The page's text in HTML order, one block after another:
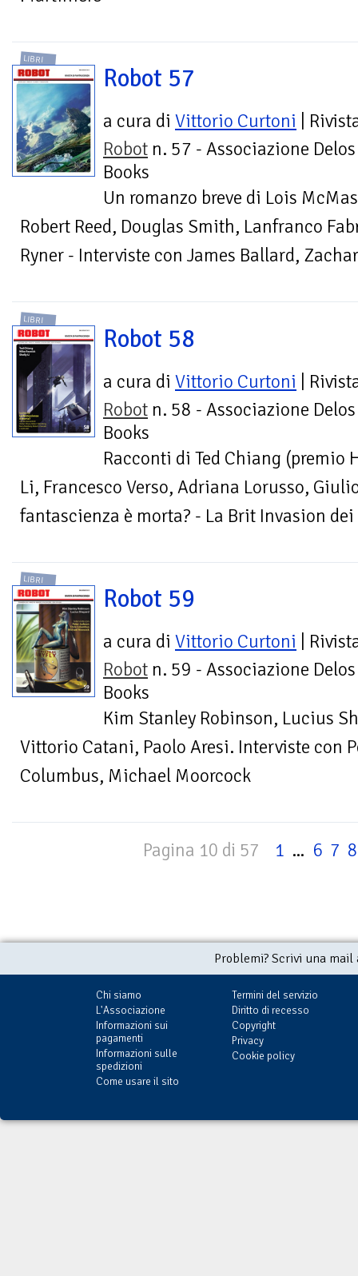
LIBRI
Robot 57
a cura di Vittorio Curtoni |
Robot n. 57 - Associazione Delos
Books
Un romanzo breve di Lois
Robert Reed, Douglas Smith, Lanfranco
Ryner - Interviste con James Ballard,
LIBRI
Robot 58
a cura di Vittorio Curtoni |
Robot n. 58 - Associazione Delos
Books
Racconti di Ted Chiang (premio
Li, Francesco Verso, Adriana Lorusso,
fantascienza è morta? - La Brit Invasion
LIBRI
Robot 59
a cura di Vittorio Curtoni |
Robot n. 59 - Associazione Delos
Books
Kim Stanley Robinson, Lucius
Vittorio Catani, Paolo Aresi. Interviste con
Columbus, Michael Moorcock
Pagina 10 di 57 1 ... 6 7 8
Problemi? Scrivi una
Chi siamo
L'Associazione
Informazioni sui
pagamenti
Informazioni sulle
spedizioni
Come usare il sito
Termini del servizio
Diritto di recesso
Copyright
Privacy
Cookie policy